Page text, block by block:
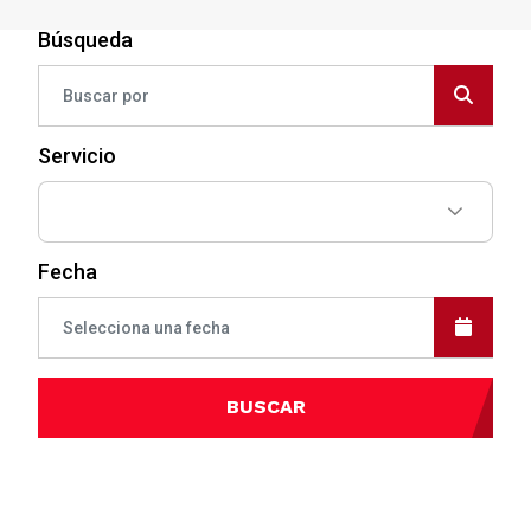
Búsqueda
Servicio
Fecha
BUSCAR